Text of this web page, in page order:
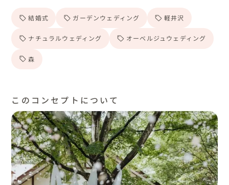
結婚式 ガーデンウェディング 軽井沢
ナチュラルウェディング オーベルジュウェディング
森
このコンセプトについて